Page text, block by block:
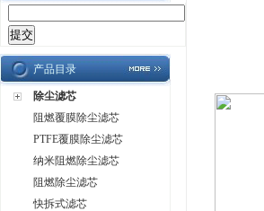
产品目录
除尘滤芯
阻燃覆膜除尘滤芯
PTFE覆膜除尘滤芯
纳米阻燃除尘滤芯
阻燃除尘滤芯
快拆式滤芯